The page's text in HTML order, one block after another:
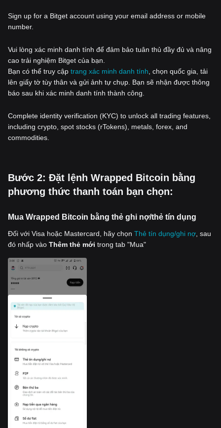
Sign up for a Bitget account using your email address or mobile
number.
Vui lòng xác minh danh tính để đảm bảo tuân thủ đầy đủ và nâng
cao trải nghiệm Bitget của bạn.
Bạn có thể truy cập trang xác minh danh tính , chọn quốc gia, tải
lên giấy tờ tùy thân và gửi ảnh tự chụp. Bạn sẽ nhận được thông
báo sau khi xác minh danh tính thành công.
Complete identity verification (KYC) to unlock all trading features,
including crypto, spot stocks (rTokens), metals, forex, and
commodities.
‌Bước 2: Đặt lệnh Wrapped Bitcoin bằng
phương thức thanh toán bạn chọn:
Mua Wrapped Bitcoin bằng thẻ ghi nợ/thẻ tín dụng
Đối với Visa hoặc Mastercard, hãy chọn Thẻ tín dụng/ghi nợ , sau
đó nhấp vào Thêm thẻ mới trong tab "Mua"